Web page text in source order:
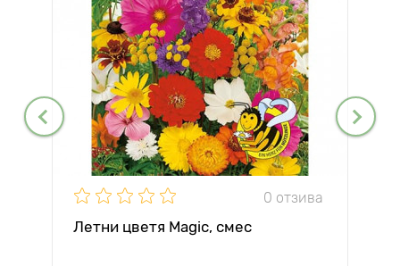
0 отзива
Летни цветя Magic, смес